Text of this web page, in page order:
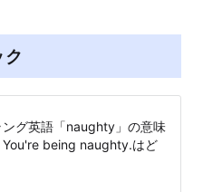
ク
ング英語「naughty」の意味
You're being naughty.はど